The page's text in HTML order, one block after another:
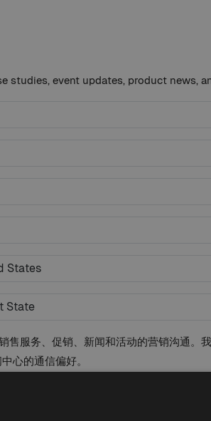
studies, event updates, product news,
售服务、促销、新闻和活动的营销沟通。
心的通信偏好。
按照